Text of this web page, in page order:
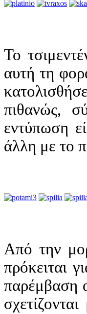
Το
αυτή τη
πιθανώς,
εντύπωση
άλλη με το
Από την
πρόκειται
παρέμβαση